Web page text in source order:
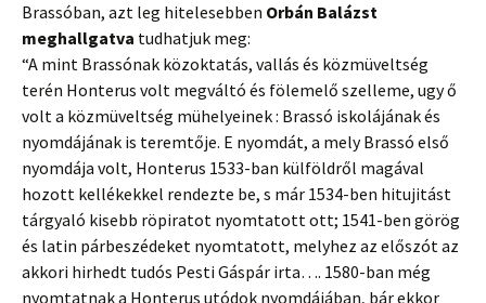
Brassóban, azt leg hitelesebben Orbán Balázst
meghallgatva tudhatjuk meg:
“A mint Brassónak közoktatás, vallás és közmüveltség
terén Honterus volt megváltó és fölemelő szelleme, ugy ő
volt a közmüveltség mühelyeinek : Brassó iskolájának és
nyomdájának is teremtője. E nyomdát, a mely Brassó első
nyomdája volt, Honterus 1533-ban külföldről magával
hozott kellékekkel rendezte be, s már 1534-ben hitujitást
tárgyaló kisebb röpiratot nyomtatott ott; 1541-ben görög
és latin párbeszédeket nyomtatott, melyhez az előszót az
akkori hirhedt tudós Pesti Gáspár irta…. 1580-ban még
nyomtatnak a Honterus utódok nyomdájában, bár ekkor